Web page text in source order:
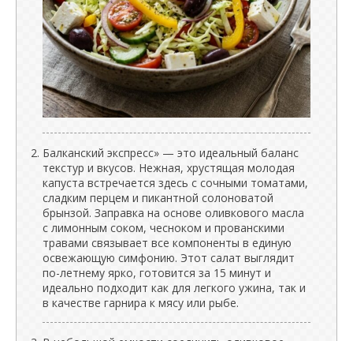
Балканский экспресс» — это идеальный баланс
текстур и вкусов. Нежная, хрустящая молодая
капуста встречается здесь с сочными томатами,
сладким перцем и пикантной солоноватой
брынзой. Заправка на основе оливкового масла
с лимонным соком, чесноком и прованскими
травами связывает все компоненты в единую
освежающую симфонию. Этот салат выглядит
по-летнему ярко, готовится за 15 минут и
идеально подходит как для легкого ужина, так и
в качестве гарнира к мясу или рыбе.